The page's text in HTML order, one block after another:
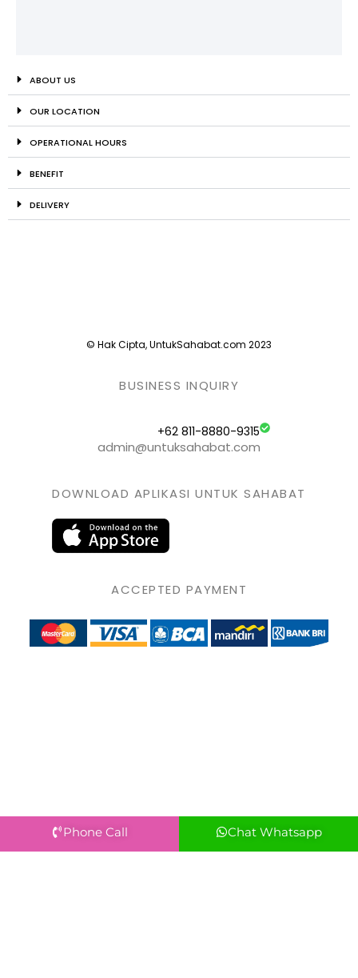
ABOUT US
OUR LOCATION
OPERATIONAL HOURS
BENEFIT
DELIVERY
© Hak Cipta, UntukSahabat.com 2023
BUSINESS INQUIRY
+62 811-8880-9315
admin@untuksahabat.com
DOWNLOAD APLIKASI UNTUK SAHABAT
ACCEPTED PAYMENT
Phone Call Chat Whatsapp